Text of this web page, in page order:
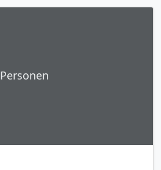
Personen